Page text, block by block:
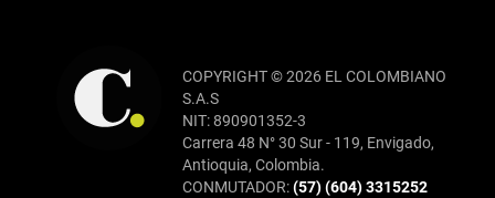
COPYRIGHT © 2026 EL COLOMBIANO
S.A.S
NIT: 890901352-3
Carrera 48 N° 30 Sur - 119, Envigado,
Antioquia, Colombia.
CONMUTADOR:(57) (604) 3315252